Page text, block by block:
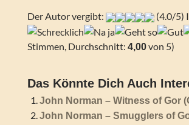
Der Autor vergibt:
(4.0/5)
Stimmen, Durchschnitt: 4,00von 5)
Das Könnte Dich Auch
John Norman – Witness of Gor
John Norman – Smugglers of